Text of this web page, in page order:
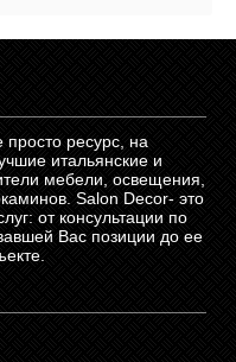
просто ресурс, на
итальянские и
мебели, освещения,
Salon Decor- это
от консультации по
Вас позиции до ее